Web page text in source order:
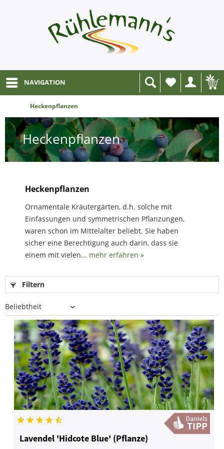
NAVIGATION
Wunschliste
Heckenpflanzen
Heckenpflanzen
Heckenpflanzen
Ornamentale Kräutergärten, d.h. solche mit
Einfassungen und symmetrischen Pflanzungen,
waren schon im Mittelalter beliebt. Sie haben
sicher eine Berechtigung auch darin, dass sie
einem mit vielen... mehr erfahren »
Filtern
Lavendel 'Hidcote Blue' (Pflanze)